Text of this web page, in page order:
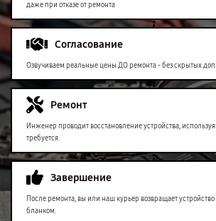
даже при отказе от ремонта
Согласование
Озвучиваем реальные цены ДО ремонта - без скрытых
Ремонт
Инженер проводит восстановление устройства,
требуется.
Завершение
После ремонта, вы или наш курьер возвращает
бланком.